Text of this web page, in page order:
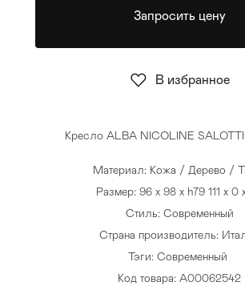
Кресло ALBA NICOLINE
Материал: Кожа / Дерево /
Размер: 96 x 98 x h79 111 x 0
Стиль: Современный
Страна производитель:
Тэги: Современный
Код товара: A00062542
Запросить цену
В избранное